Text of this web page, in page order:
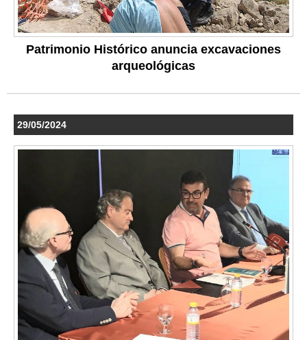
Patrimonio Histórico anuncia excavaciones
arqueológicas
29/05/2024